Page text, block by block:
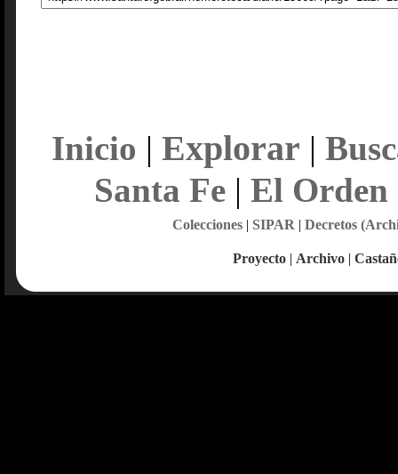
Inicio | Explorar |
Santa Fe| El Orden
Colecciones| SIPAR | Decretos
Proyecto | Archivo |